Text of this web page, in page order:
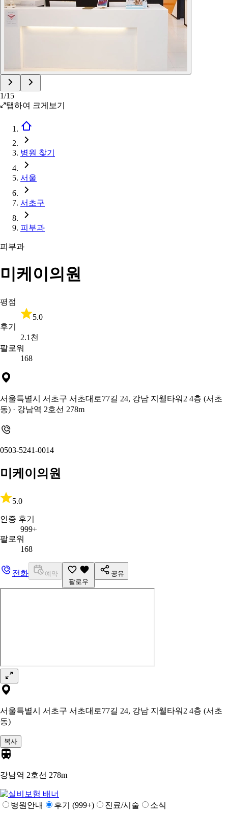
1/15
탭하여 크게보기
병원 찾기
서울
서초구
피부과
피부과
미케이의원
평점
5.0
후기
2.1천
팔로워
168
서울특별시 서초구 서초대로77길 24, 강남 지웰타워2 4층 (서초
동) · 강남역 2호선 278m
0503-5241-0014
미케이의원
5.0
인증 후기
999+
팔로워
168
전화
예약
팔로우
공유
서울특별시 서초구 서초대로77길 24, 강남 지웰타워2 4층 (서초
동)
복사
강남역 2호선 278m
병원안내 후기 (999+) 진료/시술 소식